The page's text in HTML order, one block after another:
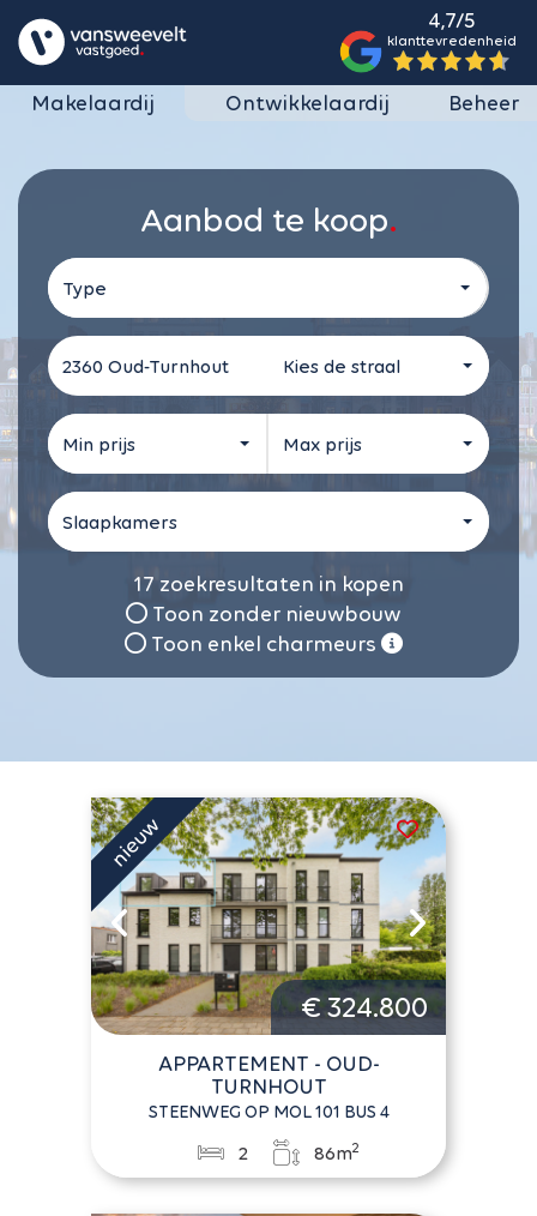
4,7/5
klanttevredenheid
Makelaardij Ontwikkelaardij Beheer
Aanbod te koop
Type
Kies de straal
Min prijs Max prijs
Slaapkamers
17 zoekresultaten in kopen
Toon zonder nieuwbouw
Toon enkel charmeurs
€ 324.800
APPARTEMENT - OUD-
TURNHOUT
STEENWEG OP MOL 101 BUS 4
2 86m2